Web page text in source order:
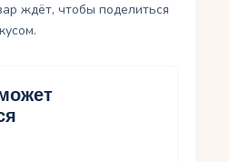
ждёт, чтобы поделиться